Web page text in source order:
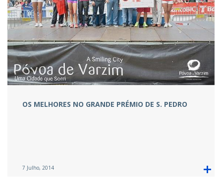
OS MELHORES NO GRANDE PRÉMIO DE S. PEDRO
7 Julho, 2014